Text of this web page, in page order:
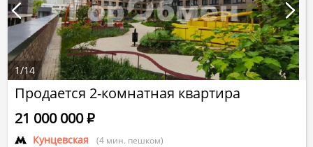
Продается 2-комнатная квартира
Кунцевская (4 мин. пешком)
21 000 000Р
1/14